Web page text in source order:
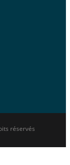
réservés